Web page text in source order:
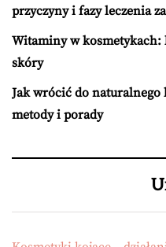
przyczyny i fazy leczenia
Witaminy w
skóry
Jak wrócić do naturalnego
metody i porady